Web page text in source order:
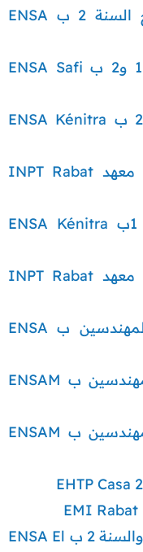
إنتقاء مباريات ولوج السنة 2 ب ENSA
إنتقاء مباريات ولوج السنة 1 و2 ب ENSA Safi
إنتقاء مباريات ولوج السنة 2 ب ENSA Kénitra
إنتقاء مباراة ولوج السنة 1 معهد INPT Rabat
إنتقاء مباريات ولوج السنة 1ب ENSA Kénitra
إنتقاء مباراة ولوج السنة 2 معهد INPT Rabat
إنتقاء مباراة سنة 1 س. المهندسين ب ENSA
إنتقاء مباراة سنة 1 س. المهندسين ب ENSAM
إنتقاء مباراة سنة 1 س. المهندسين ب ENSAM
إنتقاء مباريات ولوج السنة 1 والسنة 2 ب ENSA El